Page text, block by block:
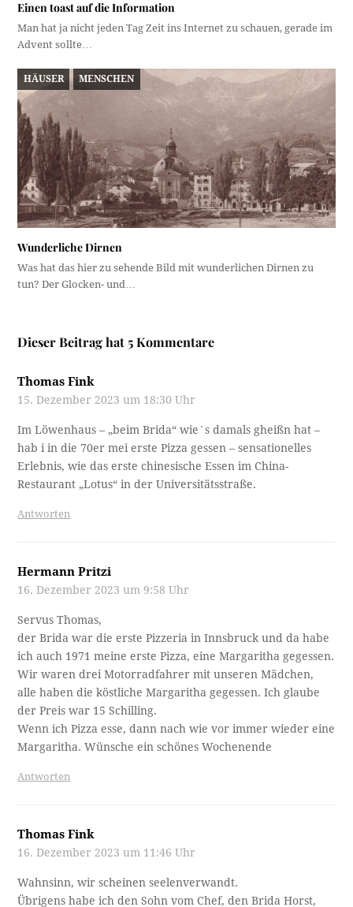
Einen toast auf die Information
Man hat ja nicht jeden Tag Zeit ins Internet zu schauen, gerade im
Advent sollte…
HÄUSER MENSCHEN
Wunderliche Dirnen
Was hat das hier zu sehende Bild mit wunderlichen Dirnen zu
tun? Der Glocken- und…
Dieser Beitrag hat 5 Kommentare
Thomas Fink
15. Dezember 2023 um 18:30 Uhr
Im Löwenhaus – „beim Brida“ wie´s damals gheißn hat –
hab i in die 70er mei erste Pizza gessen – sensationelles
Erlebnis, wie das erste chinesische Essen im China-
Restaurant „Lotus“ in der Universitätsstraße.
Antworten
Hermann Pritzi
16. Dezember 2023 um 9:58 Uhr
Servus Thomas,
der Brida war die erste Pizzeria in Innsbruck und da habe
ich auch 1971 meine erste Pizza, eine Margaritha gegessen.
Wir waren drei Motorradfahrer mit unseren Mädchen,
alle haben die köstliche Margaritha gegessen. Ich glaube
der Preis war 15 Schilling.
Wenn ich Pizza esse, dann nach wie vor immer wieder eine
Margaritha. Wünsche ein schönes Wochenende
Antworten
Thomas Fink
16. Dezember 2023 um 11:46 Uhr
Wahnsinn, wir scheinen seelenverwandt.
Übrigens habe ich den Sohn vom Chef, den Brida Horst,